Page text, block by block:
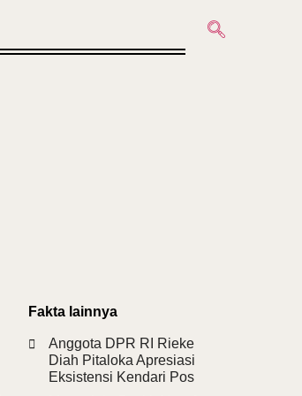
Fakta lainnya
Anggota DPR RI Rieke
Diah Pitaloka Apresiasi
Eksistensi Kendari Pos